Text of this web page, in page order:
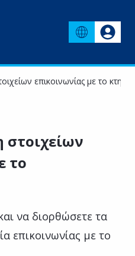
επικοινωνίας με το
στοιχείων
το
να διορθώσετε τα
επικοινωνίας με το